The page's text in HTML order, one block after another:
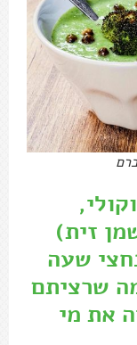
זית)
שעה
שרציתם
את מי